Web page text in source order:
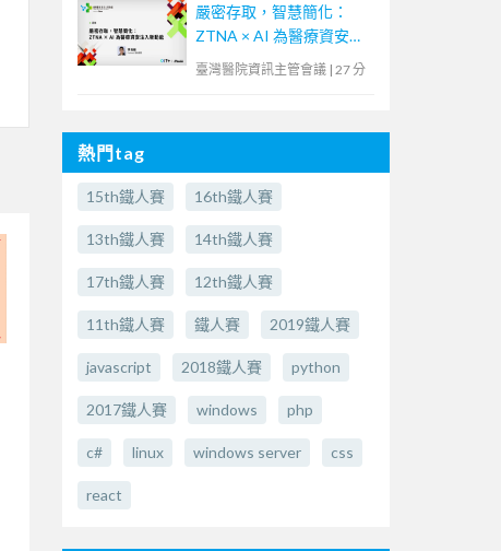
嚴密存取，智慧簡化：
ZTNA × AI 為醫療資安注
入新動能
臺灣醫院資訊主管會議 | 27 分
熱門tag
15th鐵人賽 16th鐵人賽
13th鐵人賽 14th鐵人賽
17th鐵人賽 12th鐵人賽
11th鐵人賽 鐵人賽 2019鐵人賽
javascript 2018鐵人賽 python
2017鐵人賽 windows php
c# linux windows server css
react